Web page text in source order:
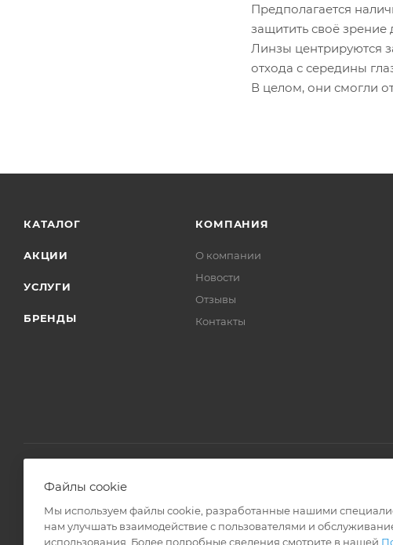
Предполагается
защитить своё
Линзы центрируются
отхода с середины
В целом, они смогли
КАТАЛОГ
АКЦИИ
УСЛУГИ
БРЕНДЫ
КОМПАНИЯ
О компании
Новости
Отзывы
Контакты
2008 - 2026 © Интернет магазин Линз Курьер
Файлы cookie
Мы используем файлы cookie, разработанные нашими
нам улучшать взаимодействие с пользователями и
использования. Более подробные сведения смотрите в нашей